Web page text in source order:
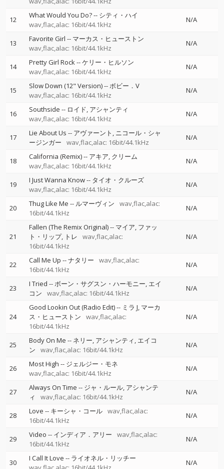
12 What Would You Do?-- シティ・ハイ
wav,flac,alac: 16bit/44.1kHz
N/A
13 Favorite Girl -- マーカス・ヒューストン
wav,flac,alac: 16bit/44.1kHz
N/A
14 Pretty Girl Rock--ケリー・ヒルソン
wav,flac,alac: 16bit/44.1kHz
N/A
15 Slow Down (12" Version)--ボビー．V
wav,flac,alac: 16bit/44.1kHz
N/A
16 Southside -- ロイド アシャンティ
wav,flac,alac: 16bit/44.1kHz
N/A
17 Lie About Us -- アヴァーント ニコール・シャ
ージンガー
wav,flac,alac: 16bit/44.1kHz
N/A
18 California (Remix)-- アキア クリーム
wav,flac,alac: 16bit/44.1kHz
N/A
19 I Just Wanna Know-- タイオ・クルーズ
wav,flac,alac: 16bit/44.1kHz
N/A
20 Thug Like Me -- ルマーヴィン
wav,flac,alac:
16bit/44.1kHz
N/A
21
Fallen (The Remix Original)-- マイア ファッ
ト・リップ トレ
wav,flac,alac:
16bit/44.1kHz
N/A
22 Call Me Up --ナタリー
wav,flac,alac:
16bit/44.1kHz
N/A
23 I Tried --ボーン・サグスン・ハーモニー エイ
コン
wav,flac,alac: 16bit/44.1kHz
N/A
24
Good Lookin Out (Radio Edit)-- ミラ J マーカ
ス・ヒューストン
wav,flac,alac:
16bit/44.1kHz
N/A
25 Body On Me -- ネリー アシャンティ エイコ
ン
wav,flac,alac: 16bit/44.1kHz
N/A
26 Most High -- ジェルジー・モネ
wav,flac,alac: 16bit/44.1kHz
N/A
27 Always On Time -- ジャ・ルール アシャンテ
ィ
wav,flac,alac: 16bit/44.1kHz
N/A
28 Love -- キーシャ・コール wav,flac,alac:
16bit/44.1kHz
N/A
29 Video -- インディア．アリー
wav,flac,alac:
16bit/44.1kHz
N/A
30 I Call It Love -- ライオネル・リッチー
N/A